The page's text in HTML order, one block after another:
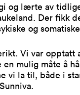
og lærte av
Der fikk
og
Vi var opptatt
mulig måte å
vi la til, både i